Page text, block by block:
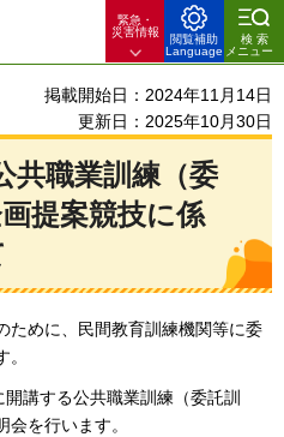
緊急・
災害情報
閲覧補助
Language
検索
メニュー
掲載開始日：2024年11月14日
更新日：2025年10月30日
共職業訓練（委
提案競技に係
ために、民間教育訓練機関等に委
開講する公共職業訓練（委託訓
を行います。